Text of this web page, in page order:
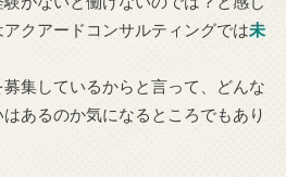
クアードコンサルティングでは未
集しているからと言って、どんな
あるのか気になるところでもあり